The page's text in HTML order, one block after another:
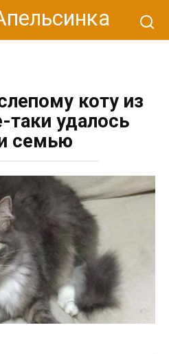
коту из
таки удалось
семью